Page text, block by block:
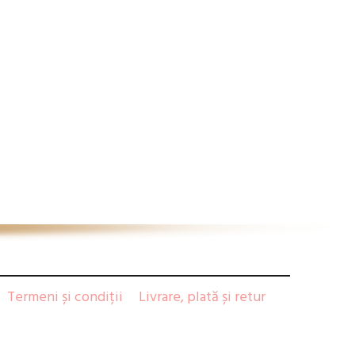
Termeni și condiții Livrare, plată și retur